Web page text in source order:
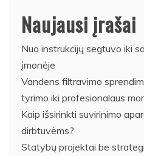
Naujausi įrašai
Nuo instrukcijų segtuvo iki
įmonėje
Vandens filtravimo
tyrimo iki profesionalaus
Kaip išsirinkti suvirinimo
dirbtuvėms?
Statybų projektai be